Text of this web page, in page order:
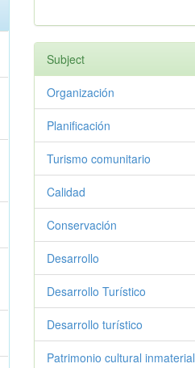
Subject
Organización
Planificación
Turismo comunitario
Calidad
Conservación
Desarrollo
Desarrollo Turístico
Desarrollo turístico
Patrimonio cultural inmaterial